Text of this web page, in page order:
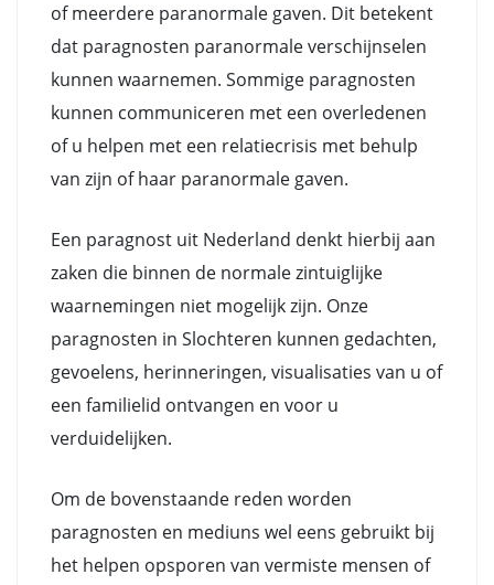
of meerdere paranormale gaven. Dit betekent
dat paragnosten paranormale verschijnselen
kunnen waarnemen. Sommige paragnosten
kunnen communiceren met een overledenen
of u helpen met een relatiecrisis met behulp
van zijn of haar paranormale gaven.
Een paragnost uit Nederland denkt hierbij aan
zaken die binnen de normale zintuiglijke
waarnemingen niet mogelijk zijn. Onze
paragnosten in Slochteren kunnen gedachten,
gevoelens, herinneringen, visualisaties van u of
een familielid ontvangen en voor u
verduidelijken.
Om de bovenstaande reden worden
paragnosten en mediuns wel eens gebruikt bij
het helpen opsporen van vermiste mensen of